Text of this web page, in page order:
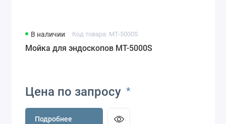
В наличии Код товара: MT-5000S
Мойка для эндоскопов MT-5000S
Цена по запросу *
Подробнее